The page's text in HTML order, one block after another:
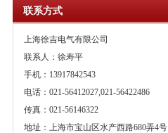
联系方式
上海徐吉电气有限公司
联系人：徐寿平
手机：13917842543
电话：021-56412027,021-56422486
传真：021-56146322
地址：上海市宝山区水产西路680弄4号